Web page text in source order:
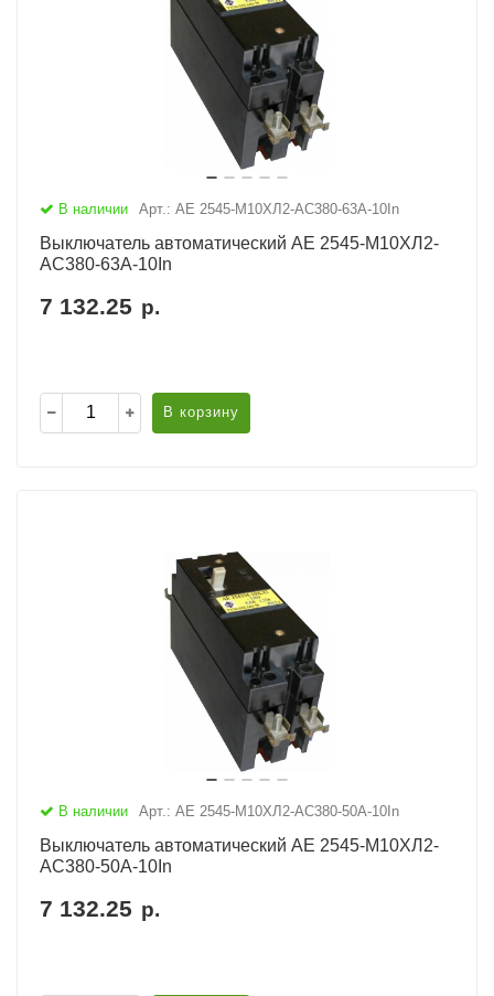
В наличии Арт.: АЕ 2545-М10ХЛ2-AC380-63А-10In
Выключатель автоматический АЕ 2545-М10ХЛ2-
AC380-63А-10In
7 132.25 р.
В корзину
В наличии Арт.: АЕ 2545-М10ХЛ2-AC380-50А-10In
Выключатель автоматический АЕ 2545-М10ХЛ2-
AC380-50А-10In
7 132.25 р.